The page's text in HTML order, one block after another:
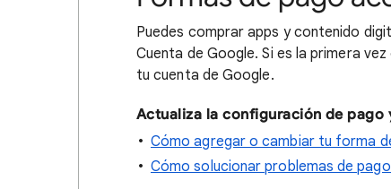
Puedes comprar apps y contenido
Cuenta de Google. Si es la primera
tu cuenta de Google.
Actualiza la configuración de pago
Cómo agregar o cambiar tu forma
Cómo solucionar problemas de